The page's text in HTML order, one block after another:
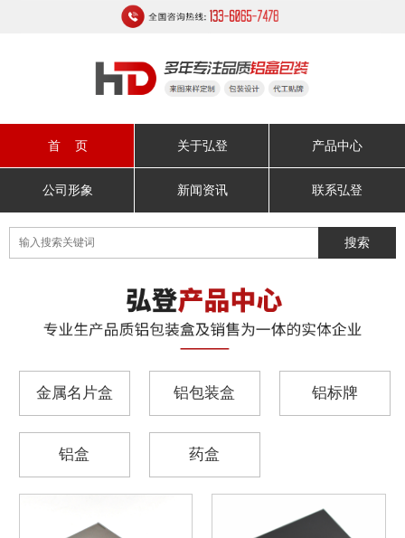
首 页 关于弘登 产品中心
公司形象 新闻资讯 联系弘登
金属名片盒 铝包装盒 铝标牌
铝盒 药盒